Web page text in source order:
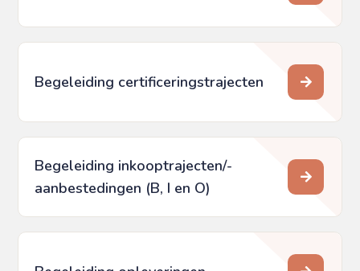
Begeleiding certificeringstrajecten
Begeleiding inkooptrajecten/­
aanbestedingen (B, I en O)